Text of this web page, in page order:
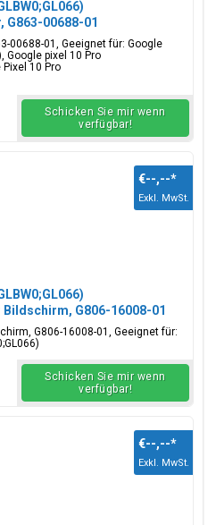
G863-00688-01
00688-01, Geeignet für: Google
Google pixel 10 Pro
Pixel 10 Pro
Schicken Sie mir wenn
verfügbar!
G806-16008-01
G806-16008-01, Geeignet für:
€--,--*
Exkl. MwSt.
Schicken Sie mir wenn
verfügbar!
€--,--*
Exkl. MwSt.